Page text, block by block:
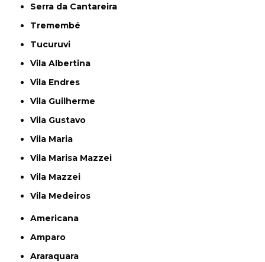
Serra da Cantareira
Tremembé
Tucuruvi
Vila Albertina
Vila Endres
Vila Guilherme
Vila Gustavo
Vila Maria
Vila Marisa Mazzei
Vila Mazzei
Vila Medeiros
Americana
Amparo
Araraquara